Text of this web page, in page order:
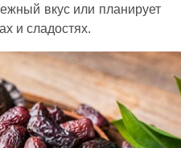
вкус или планирует
и сладостях.